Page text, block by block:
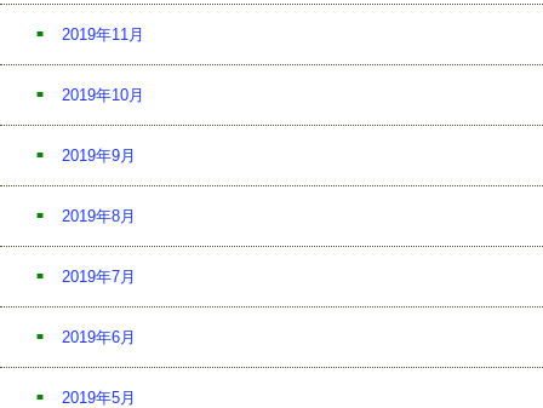
2019年11月
2019年10月
2019年9月
2019年8月
2019年7月
2019年6月
2019年5月